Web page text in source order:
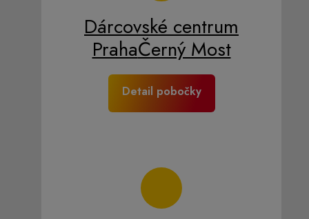
Dárcovské centrum
PrahaČerný Most
Detail pobočky